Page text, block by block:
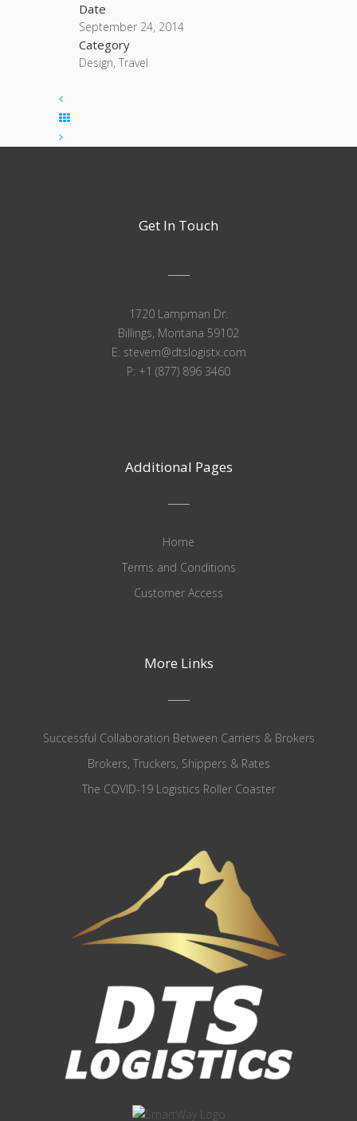
Date
September 24, 2014
Category
Design, Travel
Get In Touch
1720 Lampman Dr.
Billings, Montana 59102
E: stevem@dtslogistx.com
P: +1 (877) 896 3460
Additional Pages
Home
Terms and Conditions
Customer Access
More Links
Successful Collaboration Between Carriers & Brokers
Brokers, Truckers, Shippers & Rates
The COVID-19 Logistics Roller Coaster